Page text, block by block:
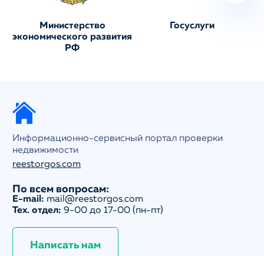
Министерство
экономического развития
РФ
Госуслуги
Информационно-сервисный портал проверки
недвижимости
reestorgos.com
По всем вопросам:
E-mail: mail@reestorgos.com
Тех. отдел: 9-00 до 17-00 (пн-пт)
Написать нам